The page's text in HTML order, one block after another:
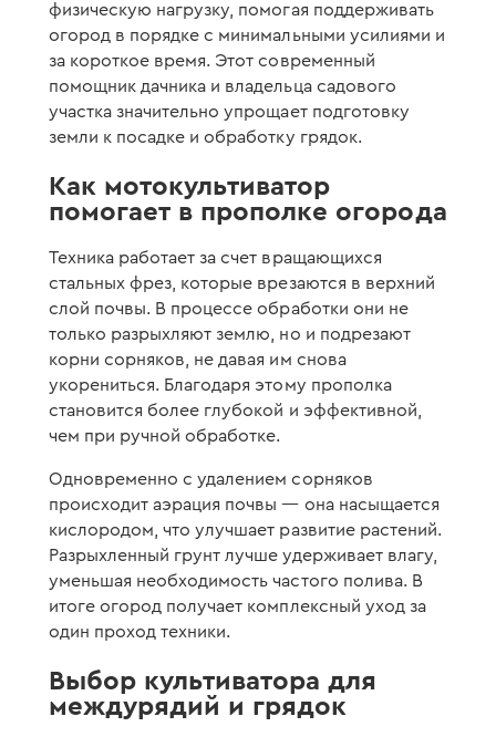
физическую нагрузку, помогая поддерживать
огород в порядке с минимальными усилиями и
за короткое время. Этот современный
помощник дачника и владельца садового
участка значительно упрощает подготовку
земли к посадке и обработку грядок.
Как мотокультиватор
помогает в прополке огорода
Техника работает за счет вращающихся
стальных фрез, которые врезаются в верхний
слой почвы. В процессе обработки они не
только разрыхляют землю, но и подрезают
корни сорняков, не давая им снова
укорениться. Благодаря этому прополка
становится более глубокой и эффективной,
чем при ручной обработке.
Одновременно с удалением сорняков
происходит аэрация почвы — она насыщается
кислородом, что улучшает развитие растений.
Разрыхленный грунт лучше удерживает влагу,
уменьшая необходимость частого полива. В
итоге огород получает комплексный уход за
один проход техники.
Выбор культиватора для
междурядий и грядок